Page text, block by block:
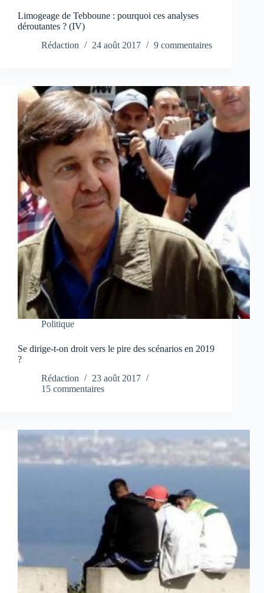
Limogeage de Tebboune : pourquoi ces analyses
déroutantes ? (IV)
Rédaction
24 août 2017 9 commentaires
Politique
Se dirige-t-on droit vers le pire des scénarios en 2019
?
Rédaction
23 août 2017
15 commentaires